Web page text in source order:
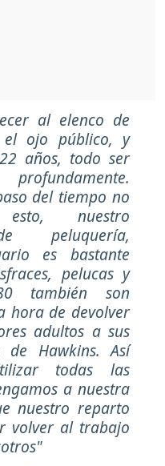
al elenco de
el ojo público, y
años, todo ser
del tiempo no
nuestro
peluquería,
es bastante
pelucas y
también son
hora de devolver
adultos a sus
de Hawkins. Así
todas las
a nuestra
nuestro reparto
volver al trabajo